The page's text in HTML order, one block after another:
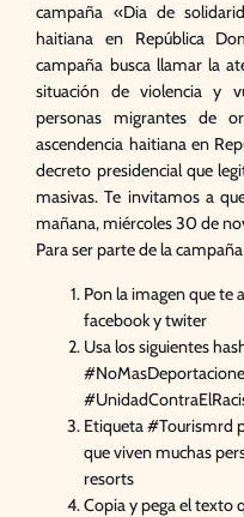
campaña «Dia de
haitiana en República
campaña busca llamar la
situación de violencia y
personas migrantes de
ascendencia haitiana en
decreto presidencial que
masivas. Te invitamos a
mañana, miércoles 30 de
Para ser parte de la
Pon la imagen que te
facebook y twiter
Usa los siguientes
Etiqueta #Tourismrd
que viven muchas
resorts
Copia y pega el texto